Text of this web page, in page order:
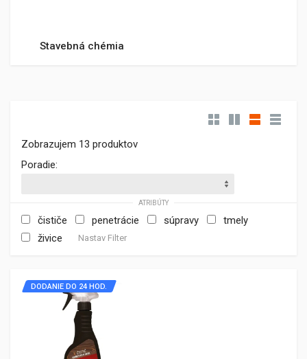
Stavebná chémia
Zobrazujem 13 produktov
Poradie:
ATRIBÚTY
čističe penetrácie súpravy
tmely
živice
Nastav Filter
DODANIE DO 24 HOD.